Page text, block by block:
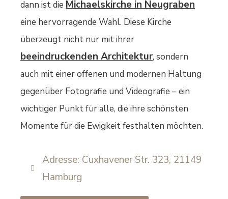
dann ist die Michaelskirche in Neugraben
eine hervorragende Wahl. Diese Kirche
überzeugt nicht nur mit ihrer
beeindruckenden Architektur, sondern
auch mit einer offenen und modernen Haltung
gegenüber Fotografie und Videografie – ein
wichtiger Punkt für alle, die ihre schönsten
Momente für die Ewigkeit festhalten möchten.
Adresse: Cuxhavener Str. 323, 21149
Hamburg